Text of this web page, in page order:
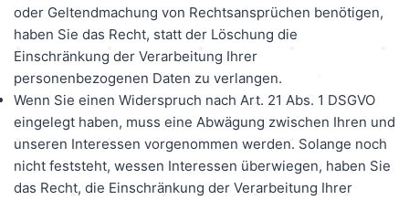
oder Geltendmachung von Rechtsansprüchen benötigen,
haben Sie das Recht, statt der Löschung die
Einschränkung der Verarbeitung Ihrer
personenbezogenen Daten zu verlangen.
Wenn Sie einen Widerspruch nach Art. 21 Abs. 1 DSGVO
eingelegt haben, muss eine Abwägung zwischen Ihren und
unseren Interessen vorgenommen werden. Solange noch
nicht feststeht, wessen Interessen überwiegen, haben Sie
das Recht, die Einschränkung der Verarbeitung Ihrer